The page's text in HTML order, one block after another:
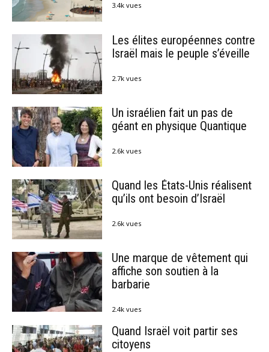
3.4k vues
Les élites européennes contre
Israël mais le peuple s’éveille
2.7k vues
Un israélien fait un pas de
géant en physique Quantique
2.6k vues
Quand les États-Unis réalisent
qu’ils ont besoin d’Israël
2.6k vues
Une marque de vêtement qui
affiche son soutien à la
barbarie
2.4k vues
Quand Israël voit partir ses
citoyens